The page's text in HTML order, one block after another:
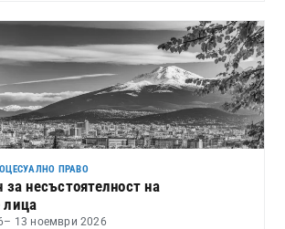
ПРАВО
за несъстоятелност на
лица
– 13 ноември 2026